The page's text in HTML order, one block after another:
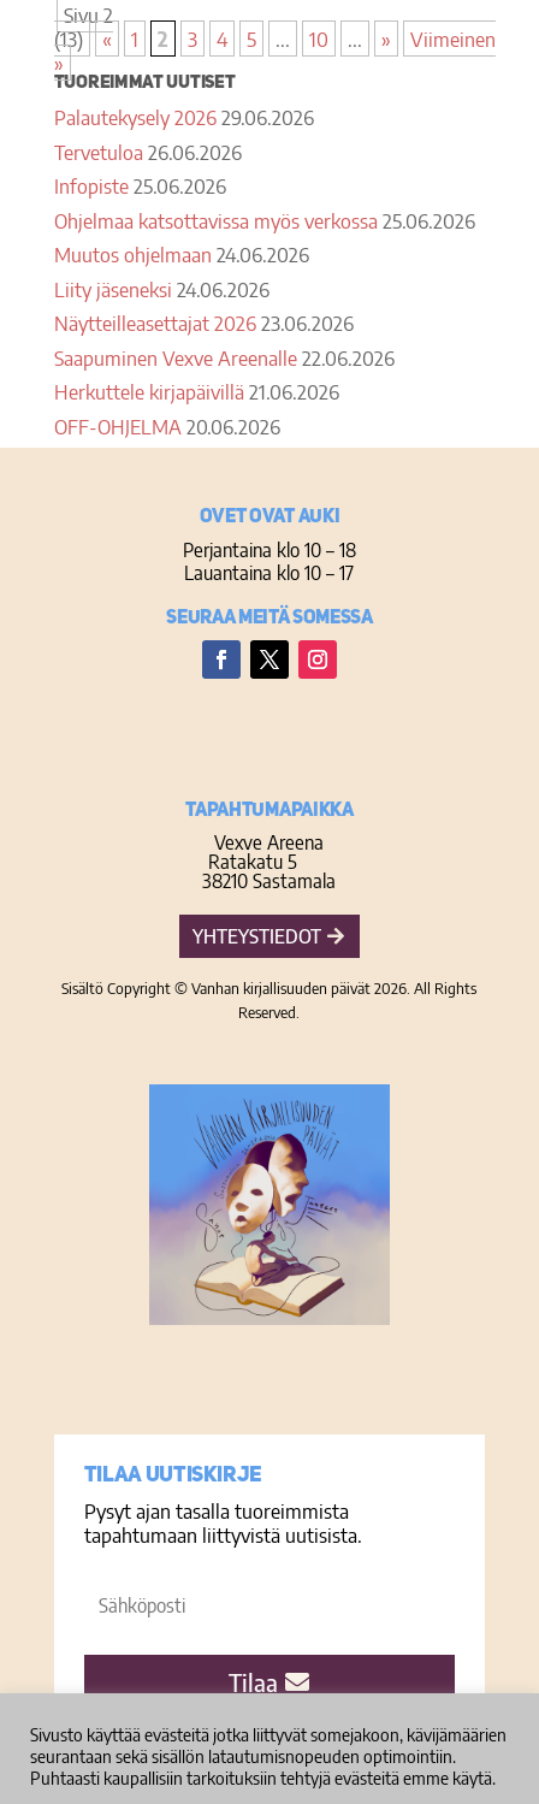
Sivu 2
(13)
« 1 2 3 4 5 ... 10 ... »
Viimeinen
»
Tuoreimmat uutiset
Palautekysely 202629.06.2026
Tervetuloa 26.06.2026
Infopiste25.06.2026
Ohjelmaa katsottavissa myös verkossa 25.06.2026
Muutos ohjelmaan 24.06.2026
Liity jäseneksi 24.06.2026
Näytteilleasettajat 202623.06.2026
Saapuminen Vexve Areenalle22.06.2026
Herkuttele kirjapäivillä 21.06.2026
OFF-OHJELMA 20.06.2026
Ovet ovat auki
Perjantaina klo 10 – 18
Lauantaina klo 10 – 17
Seuraa meitä somessa
TAPAHTUMAPAIKKA
Vexve Areena
Ratakatu 5
38210 Sastamala
YHTEYSTIEDOT
Sisältö Copyright © Vanhan kirjallisuuden päivät 2026. All Rights
Reserved.
Tilaa uutiskirje
Pysyt ajan tasalla tuoreimmista
tapahtumaan liittyvistä uutisista.
Tilaa
Sivusto käyttää evästeitä jotka liittyvät somejakoon, kävijämäärien
seurantaan sekä sisällön latautumisnopeuden optimointiin.
Puhtaasti kaupallisiin tarkoituksiin tehtyjä evästeitä emme käytä.